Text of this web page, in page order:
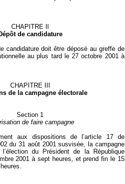
CHAPITRE Il
de candidature
candidature doit être déposé au greffe de
au plus tard le 27 octobre 2001 à
CHAPITRE III
de la campagne électorale
Section 1
de faire campagne
aux dispositions de l’article 17 de
du 31 août 2001 susvisée, la campagne
du Président de la République
2001 à sept heures, et prend fin le 15